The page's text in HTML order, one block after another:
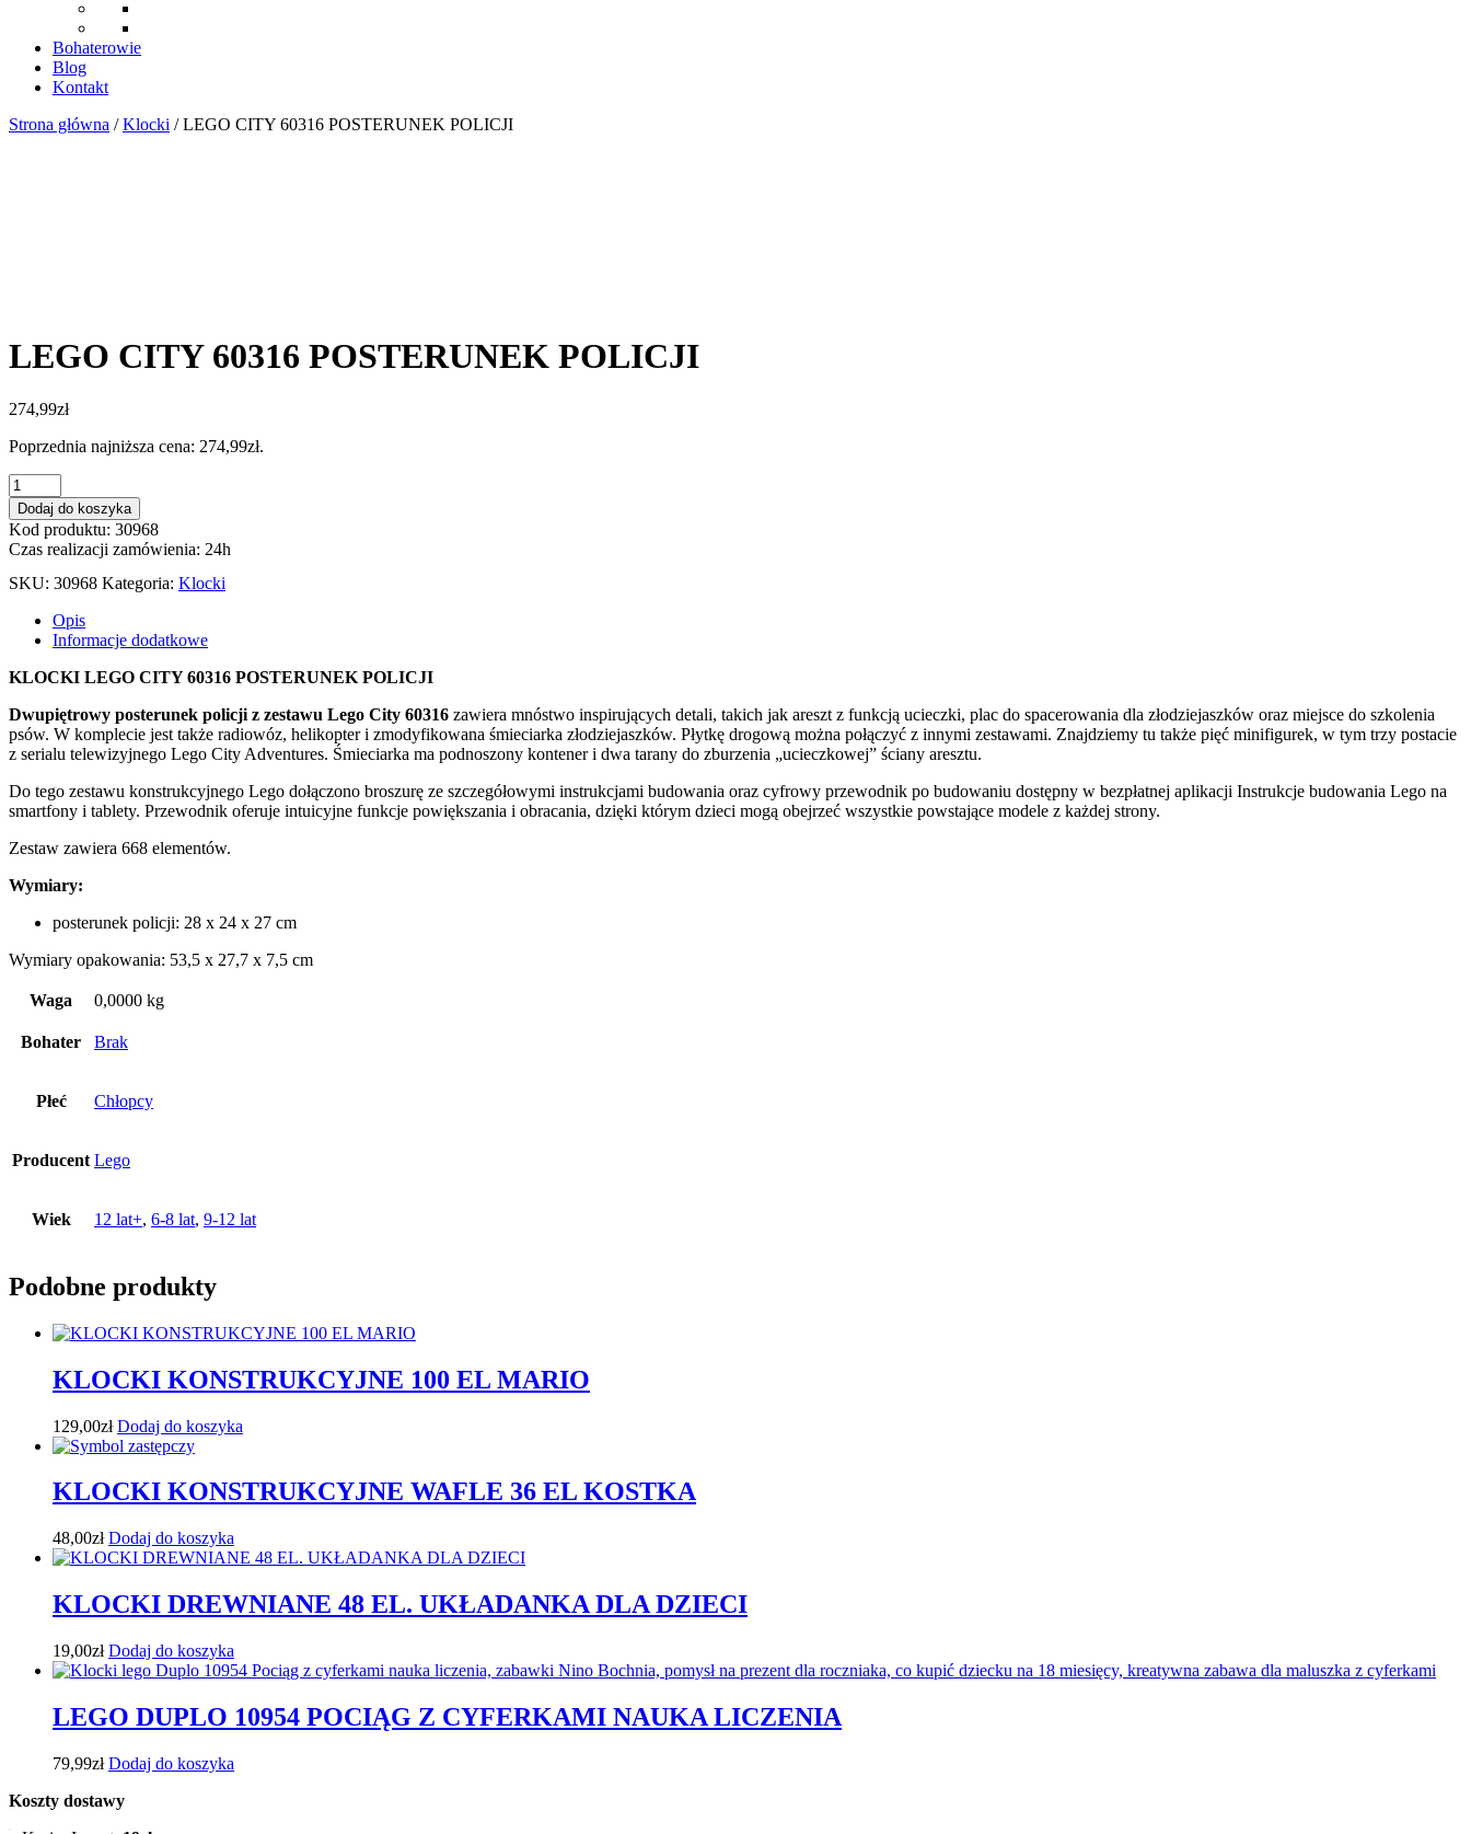
Bohaterowie
Blog
Kontakt
Strona główna /Klocki / LEGO CITY 60316 POSTERUNEK POLICJI
LEGO CITY 60316 POSTERUNEK POLICJI
274,99zł
Poprzednia najniższa cena: 274,99zł.
ilość
LEGO
CITY
60316
POSTERUNEK
POLICJI
Dodaj do koszyka
Kod produktu: 30968
Czas realizacji zamówienia: 24h
SKU: 30968 Kategoria: Klocki
Opis
Informacje dodatkowe
KLOCKI LEGO CITY 60316 POSTERUNEK POLICJI
Dwupiętrowy posterunek policji z zestawu Lego City 60316 zawiera mnóstwo inspirujących detali, takich jak areszt z funkcją ucieczki, plac do spacerowania dla złodziejaszków oraz miejsce do szkolenia
psów. W komplecie jest także radiowóz, helikopter i zmodyfikowana śmieciarka złodziejaszków. Płytkę drogową można połączyć z innymi zestawami. Znajdziemy tu także pięć minifigurek, w tym trzy postacie
z serialu telewizyjnego Lego City Adventures. Śmieciarka ma podnoszony kontener i dwa tarany do zburzenia „ucieczkowej” ściany aresztu.
Do tego zestawu konstrukcyjnego Lego dołączono broszurę ze szczegółowymi instrukcjami budowania oraz cyfrowy przewodnik po budowaniu dostępny w bezpłatnej aplikacji Instrukcje budowania Lego na
smartfony i tablety. Przewodnik oferuje intuicyjne funkcje powiększania i obracania, dzięki którym dzieci mogą obejrzeć wszystkie powstające modele z każdej strony.
Zestaw zawiera 668 elementów.
Wymiary:
posterunek policji: 28 x 24 x 27 cm
Wymiary opakowania: 53,5 x 27,7 x 7,5 cm
Waga 0,0000 kg
Bohater Brak
Płeć Chłopcy
Producent Lego
Wiek 12 lat+, 6-8 lat, 9-12 lat
Podobne produkty
KLOCKI KONSTRUKCYJNE 100 EL MARIO
129,00zł Dodaj do koszyka
KLOCKI KONSTRUKCYJNE WAFLE 36 EL KOSTKA
48,00zł Dodaj do koszyka
KLOCKI DREWNIANE 48 EL. UKŁADANKA DLA DZIECI
19,00zł Dodaj do koszyka
LEGO DUPLO 10954 POCIĄG Z CYFERKAMI NAUKA LICZENIA
79,99zł Dodaj do koszyka
Koszty dostawy